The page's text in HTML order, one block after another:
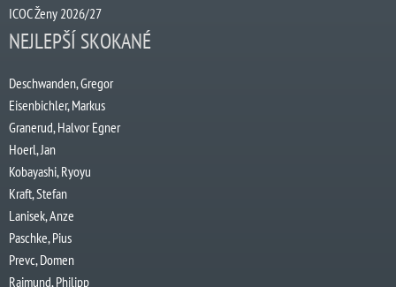
ICOC Ženy 2026/27
NEJLEPŠÍ SKOKANÉ
Deschwanden, Gregor
Eisenbichler, Markus
Granerud, Halvor Egner
Hoerl, Jan
Kobayashi, Ryoyu
Kraft, Stefan
Lanisek, Anze
Paschke, Pius
Prevc, Domen
Raimund, Philipp